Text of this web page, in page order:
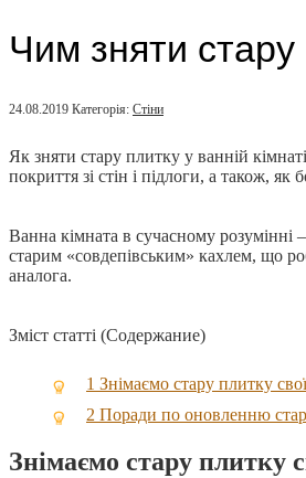
Чим зняти стару
24.08.2019 Категорія: Стіни
Як зняти стару плитку у ванній
покриття зі стін і підлоги, а також,
Ванна кімната в сучасному розумінні
старим «совдепівським» кахлем, що
аналога.
Зміст статті (Содержание)
1 Знімаємо стару плитку
2 Поради по оновленню
Знімаємо стару плитку